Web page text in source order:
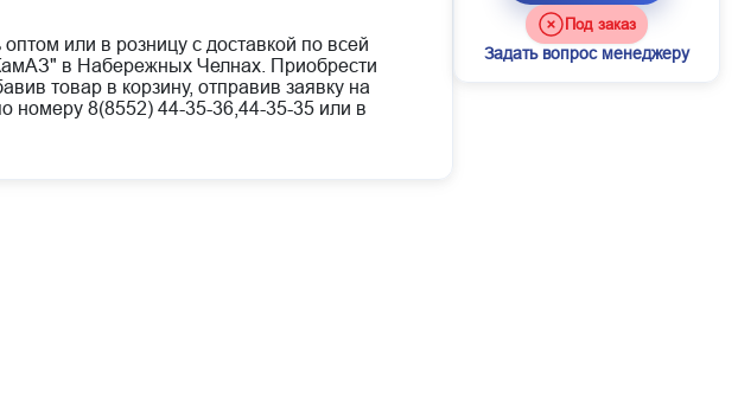
оптом или в розницу с доставкой по всей
в Набережных Челнах. Приобрести
товар в корзину, отправив заявку на
номеру 8(8552) 44-35-36,44-35-35 или в
Под заказ
Задать вопрос менеджеру